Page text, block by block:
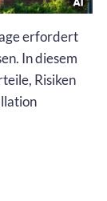
erfordert
In diesem
Risiken